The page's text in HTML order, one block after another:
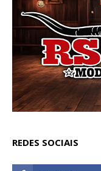
REDES SOCIAIS